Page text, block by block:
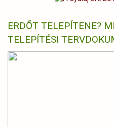
ERDŐT TELEPÍTENE?
TELEPÍTÉSI